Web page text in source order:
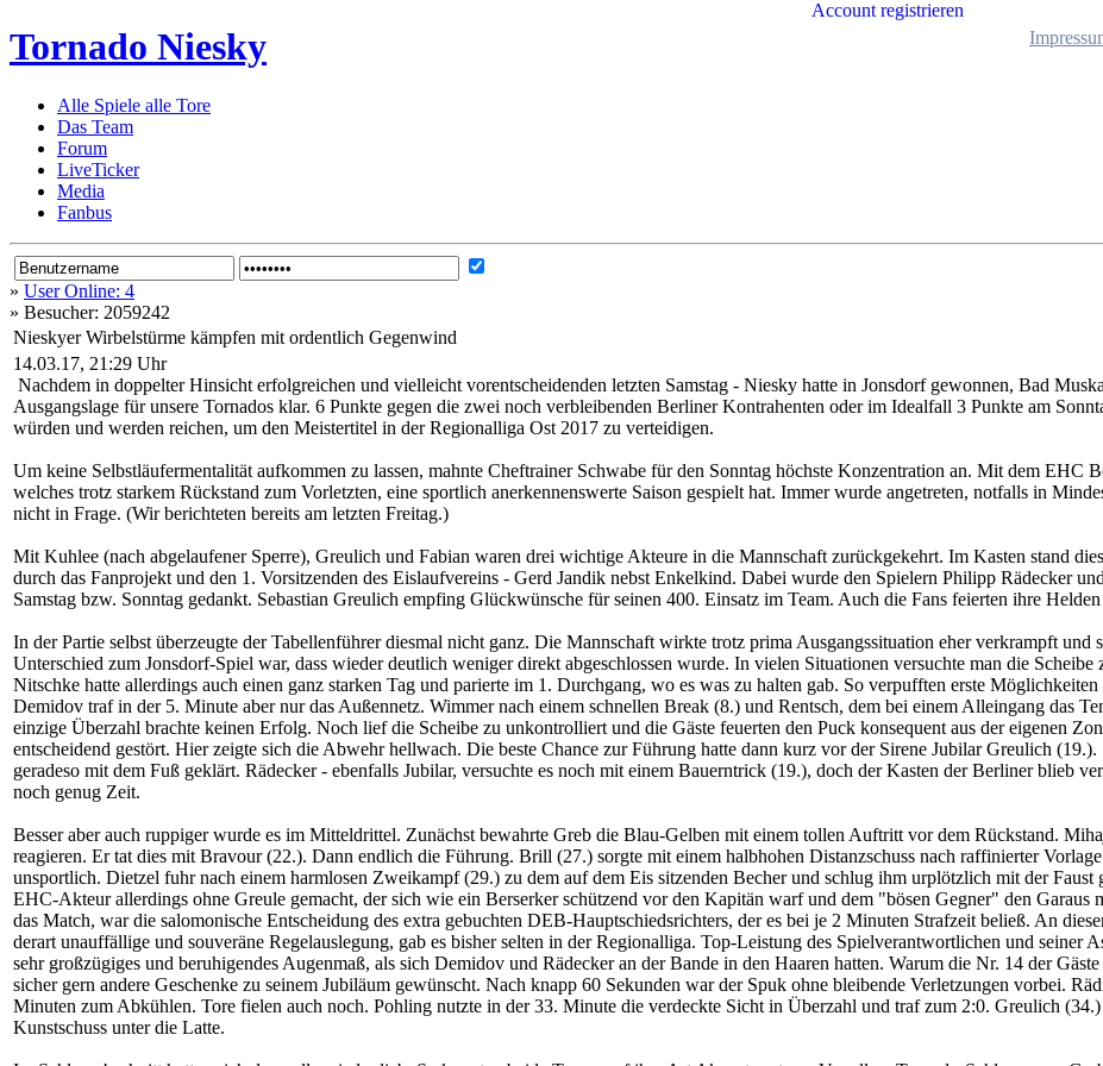
Tornado Niesky
Alle Spiele alle Tore
Das Team
Forum
LiveTicker
Media
Fanbus
Account registrieren
» User Online: 4
» Besucher: 2059242
Nieskyer Wirbelstürme kämpfen mit ordentlich Gegenwind
14.03.17, 21:29 Uhr
Nachdem in doppelter Hinsicht erfolgreichen und vielleicht vorentscheidenden letzten Samstag - Niesky hatte in Jonsdorf gewonnen, Bad
Ausgangslage für unsere Tornados klar. 6 Punkte gegen die zwei noch verbleibenden Berliner Kontrahenten oder im Idealfall 3 Punkte am
würden und werden reichen, um den Meistertitel in der Regionalliga Ost 2017 zu verteidigen.
Um keine Selbstläufermentalität aufkommen zu lassen, mahnte Cheftrainer Schwabe für den Sonntag höchste Konzentration an. Mit dem EHC
welches trotz starkem Rückstand zum Vorletzten, eine sportlich anerkennenswerte Saison gespielt hat. Immer wurde angetreten, notfalls in
nicht in Frage. (Wir berichteten bereits am letzten Freitag.)
Mit Kuhlee (nach abgelaufener Sperre), Greulich und Fabian waren drei wichtige Akteure in die Mannschaft zurückgekehrt. Im Kasten stand
durch das Fanprojekt und den 1. Vorsitzenden des Eislaufvereins - Gerd Jandik nebst Enkelkind. Dabei wurde den Spielern Philipp Rädecker
Samstag bzw. Sonntag gedankt. Sebastian Greulich empfing Glückwünsche für seinen 400. Einsatz im Team. Auch die Fans feierten ihre
In der Partie selbst überzeugte der Tabellenführer diesmal nicht ganz. Die Mannschaft wirkte trotz prima Ausgangssituation eher verkrampft
Unterschied zum Jonsdorf-Spiel war, dass wieder deutlich weniger direkt abgeschlossen wurde. In vielen Situationen versuchte man die
Nitschke hatte allerdings auch einen ganz starken Tag und parierte im 1. Durchgang, wo es was zu halten gab. So verpufften erste
Demidov traf in der 5. Minute aber nur das Außennetz. Wimmer nach einem schnellen Break (8.) und Rentsch, dem bei einem Alleingang das
einzige Überzahl brachte keinen Erfolg. Noch lief die Scheibe zu unkontrolliert und die Gäste feuerten den Puck konsequent aus der eigenen
entscheidend gestört. Hier zeigte sich die Abwehr hellwach. Die beste Chance zur Führung hatte dann kurz vor der Sirene Jubilar Greulich
geradeso mit dem Fuß geklärt. Rädecker - ebenfalls Jubilar, versuchte es noch mit einem Bauerntrick (19.), doch der Kasten der Berliner blieb
noch genug Zeit.
Besser aber auch ruppiger wurde es im Mitteldrittel. Zunächst bewahrte Greb die Blau-Gelben mit einem tollen Auftritt vor dem Rückstand.
reagieren. Er tat dies mit Bravour (22.). Dann endlich die Führung. Brill (27.) sorgte mit einem halbhohen Distanzschuss nach raffinierter
unsportlich. Dietzel fuhr nach einem harmlosen Zweikampf (29.) zu dem auf dem Eis sitzenden Becher und schlug ihm urplötzlich mit der
EHC-Akteur allerdings ohne Greule gemacht, der sich wie ein Berserker schützend vor den Kapitän warf und dem "bösen Gegner" den
das Match, war die salomonische Entscheidung des extra gebuchten DEB-Hauptschiedsrichters, der es bei je 2 Minuten Strafzeit beließ. An
derart unauffällige und souveräne Regelauslegung, gab es bisher selten in der Regionalliga. Top-Leistung des Spielverantwortlichen und seiner
sehr großzügiges und beruhigendes Augenmaß, als sich Demidov und Rädecker an der Bande in den Haaren hatten. Warum die Nr. 14 der
sicher gern andere Geschenke zu seinem Jubiläum gewünscht. Nach knapp 60 Sekunden war der Spuk ohne bleibende Verletzungen vorbei.
Minuten zum Abkühlen. Tore fielen auch noch. Pohling nutzte in der 33. Minute die verdeckte Sicht in Überzahl und traf zum 2:0. Greulich
Kunstschuss unter die Latte.